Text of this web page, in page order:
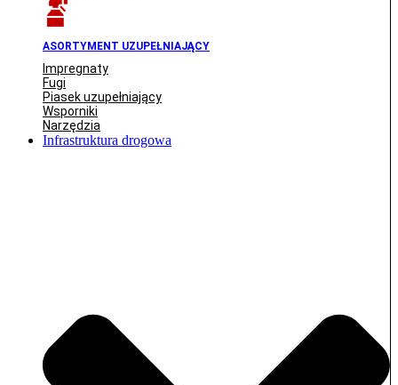
ASORTYMENT UZUPEŁNIAJĄCY
Impregnaty
Fugi
Piasek uzupełniający
Wsporniki
Narzędzia
Infrastruktura drogowa